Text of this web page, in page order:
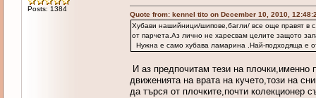
Posts: 1384
Quote from: kennel tito on December 10, 2010,
Хубави нашийници/шипове,багли/ все още правят в
от парчета.Аз лично не харесвам целите защото
Нужна е само хубава ламарина .Най-подходяща е
И аз предпочитам тези на плочки,именно
движенията на врата на кучето,този на
да търся от плочките,почти